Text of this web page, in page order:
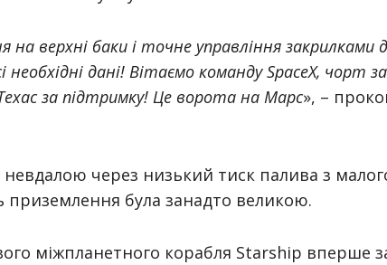
на верхні баки і точне управління закрилками
дані! Вітаємо команду SpaceX, чорт
за підтримку! Це ворота на Марс», –
через низький тиск палива з
приземлення була занадто великою.
міжпланетного корабля Starship вперше